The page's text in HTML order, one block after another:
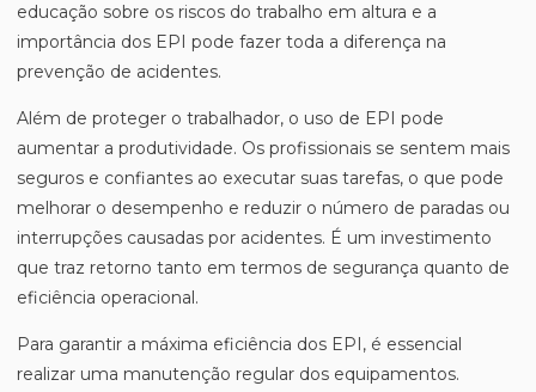
educação sobre os riscos do trabalho em altura e a
importância dos EPI pode fazer toda a diferença na
prevenção de acidentes.
Além de proteger o trabalhador, o uso de EPI pode
aumentar a produtividade. Os profissionais se sentem mais
seguros e confiantes ao executar suas tarefas, o que pode
melhorar o desempenho e reduzir o número de paradas ou
interrupções causadas por acidentes. É um investimento
que traz retorno tanto em termos de segurança quanto de
eficiência operacional.
Para garantir a máxima eficiência dos EPI, é essencial
realizar uma manutenção regular dos equipamentos.